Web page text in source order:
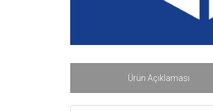
Ürün Açıklaması